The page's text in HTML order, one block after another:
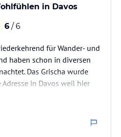
Massagen und
Services
sehr persönlich geführt. Von der
spüren Sie die
Alle Angaben
des
in Davos
6 / 6
für Wander- und
haben schon in diversen
Das Grischa wurde
in Davos weil hier